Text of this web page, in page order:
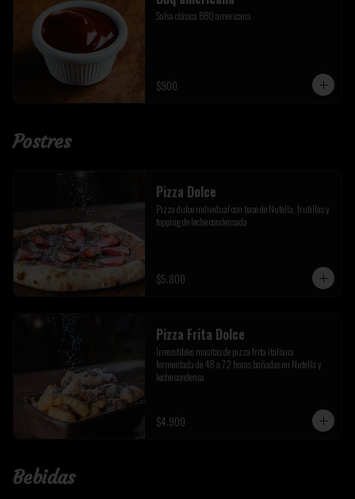
Salsa clásica BBQ americana
$900
Postres
Pizza Dolce
Pizza dulce individual con base de Nutella, frutillas y
topping de leche condensada
$5.800
Pizza Frita Dolce
Irresistibles masitas de pizza frita italiana
fermentada de 48 a 72 horas bañadas en Nutella y
leche condensa
$4.900
Bebidas